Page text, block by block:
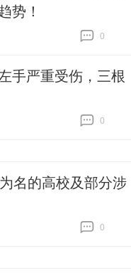
势！
0
手严重受伤，三根
0
名的高校及部分涉
0